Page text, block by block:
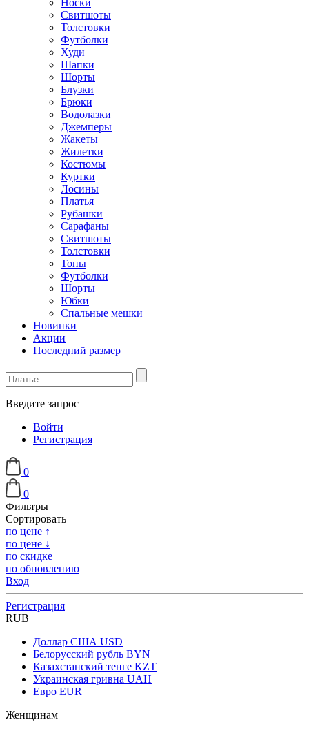
Свитшоты
Толстовки
Футболки
Худи
Шапки
Шорты
Блузки
Брюки
Водолазки
Джемперы
Жакеты
Жилетки
Костюмы
Куртки
Лосины
Платья
Рубашки
Сарафаны
Свитшоты
Толстовки
Топы
Футболки
Шорты
Юбки
Спальные мешки
Новинки
Акции
Последний размер
Введите запрос
Войти
Регистрация
0
0
Фильтры
Сортировать
по цене ↑
по цене ↓
по скидке
по обновлению
Вход
Регистрация
RUB
Доллар США USD
Белорусский рубль BYN
Казахстанский тенге KZT
Украинская гривна UAH
Евро EUR
Женщинам